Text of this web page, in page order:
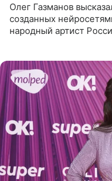
Олег Газманов
созданных
народный артист